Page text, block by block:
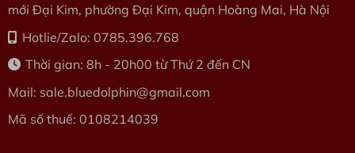
mới Đại Kim, phường Đại Kim, quận Hoàng Mai, Hà Nội
Hotlie/Zalo: 0785.396.768
Thời gian: 8h - 20h00 từ Thứ 2 đến CN
Mail: sale.bluedolphin@gmail.com
Mã số thuế: 0108214039